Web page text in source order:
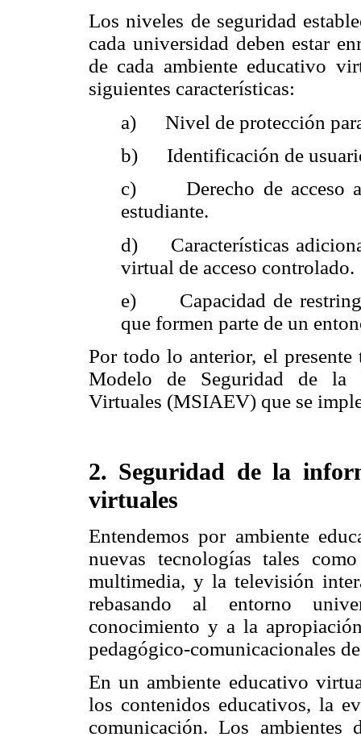
Los niveles de seguridad
cada universidad deben estar
de cada ambiente educativo
siguientes características:
a) Nivel de protección
b) Identificación de
c) Derecho de acceso a
estudiante.
d) Características
virtual de acceso controlado.
e) Capacidad de
que formen parte de un
Por todo lo anterior, el presente
Modelo de Seguridad de la
Virtuales (MSIAEV) que se
2. Seguridad de la
virtuales
Entendemos por ambiente
nuevas tecnologías tales
multimedia, y la televisión
rebasando al entorno
conocimiento y a la
pedagógico-comunicacionales
En un ambiente educativo
los contenidos educativos, la
comunicación. Los